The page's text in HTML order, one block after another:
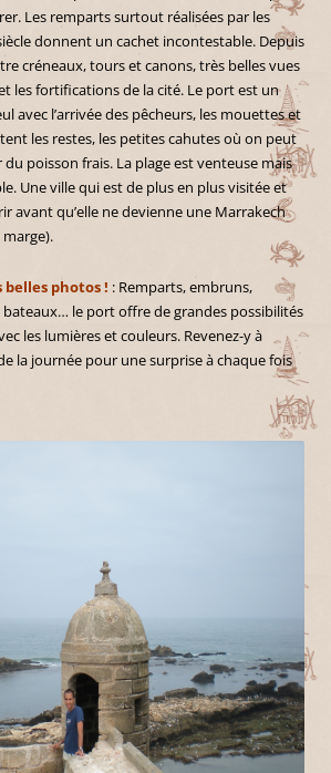
Les remparts surtout réalisées par les
donnent un cachet incontestable. Depuis
créneaux, tours et canons, très belles vues
les fortifications de la cité. Le port est un
avec l’arrivée des pêcheurs, les mouettes et
les restes, les petites cahutes où on peut
poisson frais. La plage est venteuse mais
Une ville qui est de plus en plus visitée et
avant qu’elle ne devienne une Marrakech
belles photos ! : Remparts, embruns,
le port offre de grandes possibilités
les lumières et couleurs. Revenez-y à
la journée pour une surprise à chaque fois